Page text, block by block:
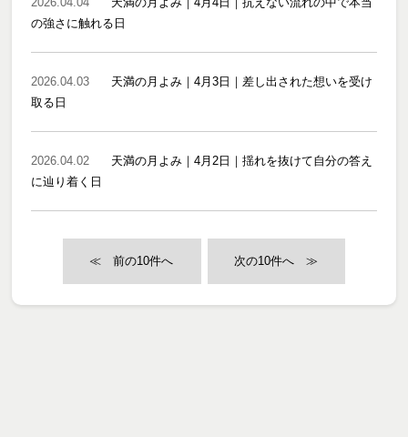
の強さに触れる日
2026.04.03
天満の月よみ｜4月3日｜差し出された想いを受け
取る日
2026.04.02
天満の月よみ｜4月2日｜揺れを抜けて自分の答え
に辿り着く日
≪ ≫